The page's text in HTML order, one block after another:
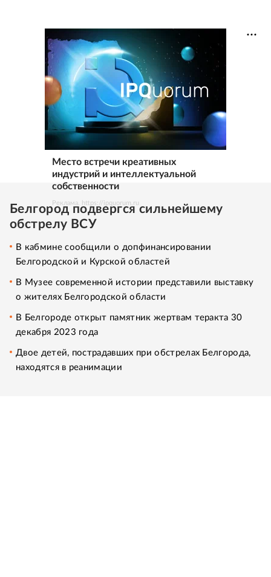
Место встречи креативных
индустрий и интеллектуальной
собственности
Реклама. https://ipquorum.ru
Белгород подвергся сильнейшему
обстрелу ВСУ
В кабмине сообщили о допфинансировании
Белгородской и Курской областей
В Музее современной истории представили выставку
о жителях Белгородской области
В Белгороде открыт памятник жертвам теракта 30
декабря 2023 года
Двое детей, пострадавших при обстрелах Белгорода,
находятся в реанимации